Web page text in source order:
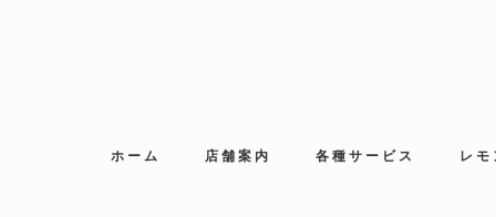
ホーム 店舗案内 各種サービス レ